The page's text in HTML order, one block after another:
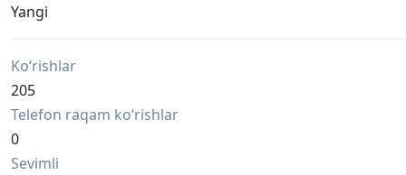
Yangi
Ko‘rishlar
205
Telefon raqam ko‘rishlar
0
Sevimli